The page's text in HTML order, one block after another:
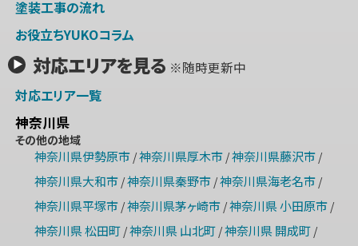
塗装工事の流れ
お役立ちYUKOコラム
対応エリアを見る ※随時更新中
対応エリア一覧
神奈川県
その他の地域
神奈川県伊勢原市/神奈川県厚木市/神奈川県藤沢市/
神奈川県大和市/神奈川県秦野市/神奈川県海老名市/
神奈川県平塚市/神奈川県茅ヶ崎市/神奈川県 小田原市/
神奈川県 松田町/神奈川県 山北町/神奈川県 開成町/